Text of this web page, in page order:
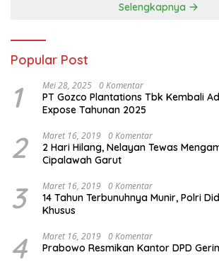
Selengkapnya
Popular Post
1 Mei 28, 2025 0 Komentar
PT Gozco Plantations Tbk Kembali
Expose Tahunan 2025
2 Maret 16, 2019 0 Komentar
2 Hari Hilang, Nelayan Tewas
Cipalawah Garut
3 Maret 16, 2019 0 Komentar
14 Tahun Terbunuhnya Munir, Polri
Khusus
4 Maret 16, 2019 0 Komentar
Prabowo Resmikan Kantor DPD